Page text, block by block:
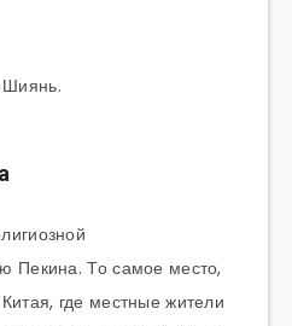
Пекина. То самое место,
где местные жители